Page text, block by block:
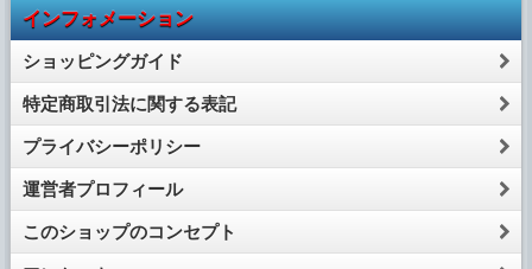
インフォメーション
ショッピングガイド
特定商取引法に関する表記
プライバシーポリシー
運営者プロフィール
このショップのコンセプト